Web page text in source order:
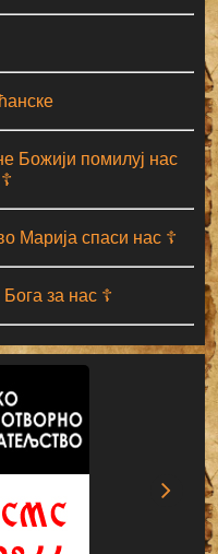
Божији помилуј нас
Марија спаси нас ☦
за нас ☦